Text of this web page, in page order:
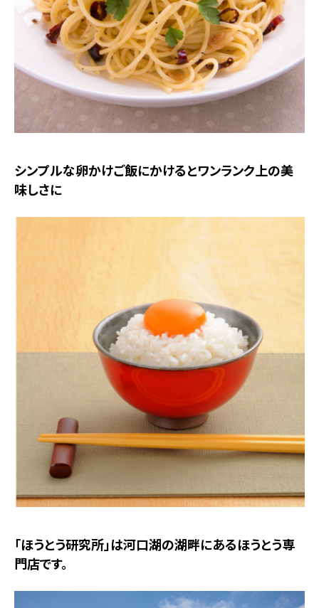
シンプルな卵かけご飯にかけるとワンランク上の美
味しさに
「ほうとう研究所」は河口湖の湖畔にあるほうとう専
門店です。